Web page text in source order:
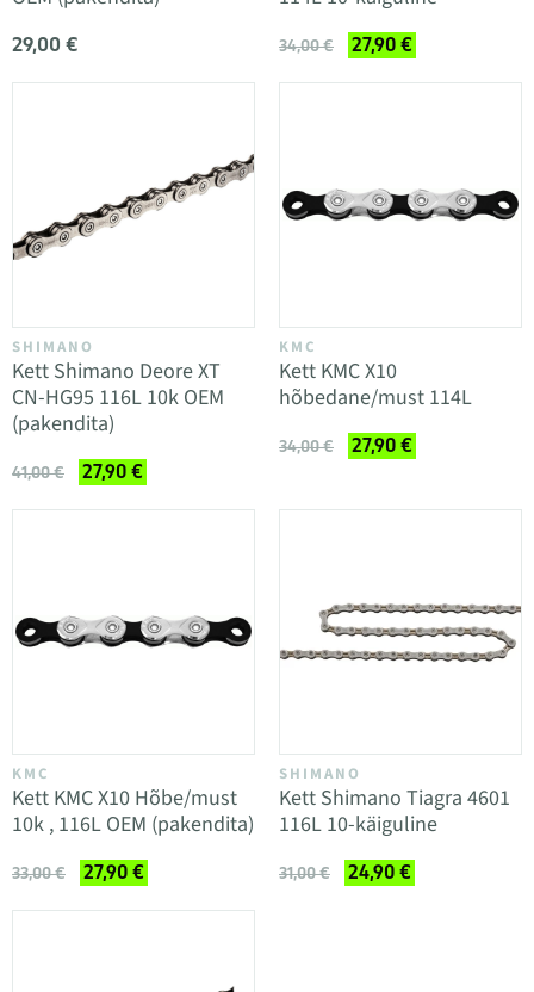
29,00 € 34,00 € 27,90 €
SHIMANO
Kett Shimano Deore XT
CN-HG95 116L 10k OEM
(pakendita)
41,00 € 27,90 €
KMC
Kett KMC X10
hõbedane/must 114L
34,00 € 27,90 €
KMC
Kett KMC X10 Hõbe/must
10k , 116L OEM (pakendita)
33,00 € 27,90 €
SHIMANO
Kett Shimano Tiagra 4601
116L 10-käiguline
31,00 € 24,90 €